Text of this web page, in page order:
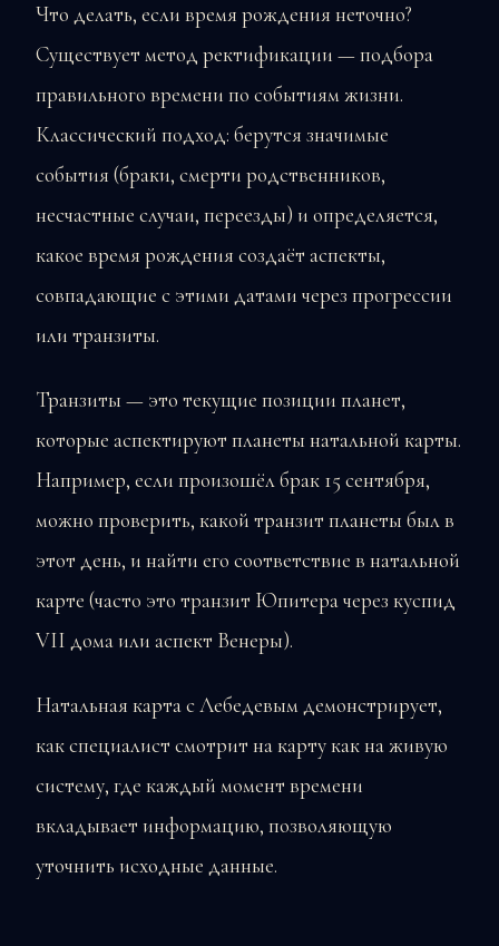
Что делать, если время рождения неточно?
Существует метод ректификации — подбора
правильного времени по событиям жизни.
Классический подход: берутся значимые
события (браки, смерти родственников,
несчастные случаи, переезды) и определяется,
какое время рождения создаёт аспекты,
совпадающие с этими датами через прогрессии
или транзиты.
Транзиты — это текущие позиции планет,
которые аспектируют планеты натальной карты.
Например, если произошёл брак 15 сентября,
можно проверить, какой транзит планеты был в
этот день, и найти его соответствие в натальной
карте (часто это транзит Юпитера через куспид
VII дома или аспект Венеры).
Натальная карта с Лебедевым демонстрирует,
как специалист смотрит на карту как на живую
систему, где каждый момент времени
вкладывает информацию, позволяющую
уточнить исходные данные.